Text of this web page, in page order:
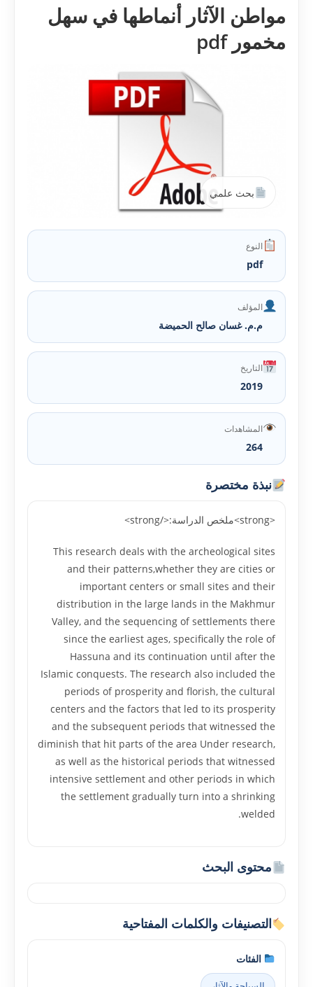
مواطن الآثار أنماطها في سهل
مخمور pdf
بحث علمي
النوع
pdf
المؤلف
م.م. غسان صالح الحميضة
التاريخ
2019
المشاهدات
264
نبذة مختصرة
<strong>ملخص الدراسة:</strong>
This research deals with the archeological sites
and their patterns,whether they are cities or
important centers or small sites and their
distribution in the large lands in the Makhmur
Valley, and the sequencing of settlements there
since the earliest ages, specifically the role of
Hassuna and its continuation until after the
Islamic conquests. The research also included the
periods of prosperity and florish, the cultural
centers and the factors that led to its prosperity
and the subsequent periods that witnessed the
diminish that hit parts of the area Under research,
as well as the historical periods that witnessed
intensive settlement and other periods in which
the settlement gradually turn into a shrinking
welded.
محتوى البحث
التصنيفات والكلمات المفتاحية
الفئات